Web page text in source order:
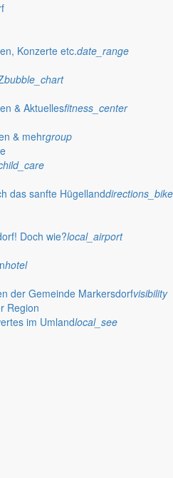
Konzerte etc.date_range
bubble_chart
& Aktuellesfitness_center
& mehrgroup
das sanfte Hügellanddirections_bike
Doch wie?local_airport
hotel
der Gemeinde Markersdorfvisibility
Region
im Umlandlocal_see